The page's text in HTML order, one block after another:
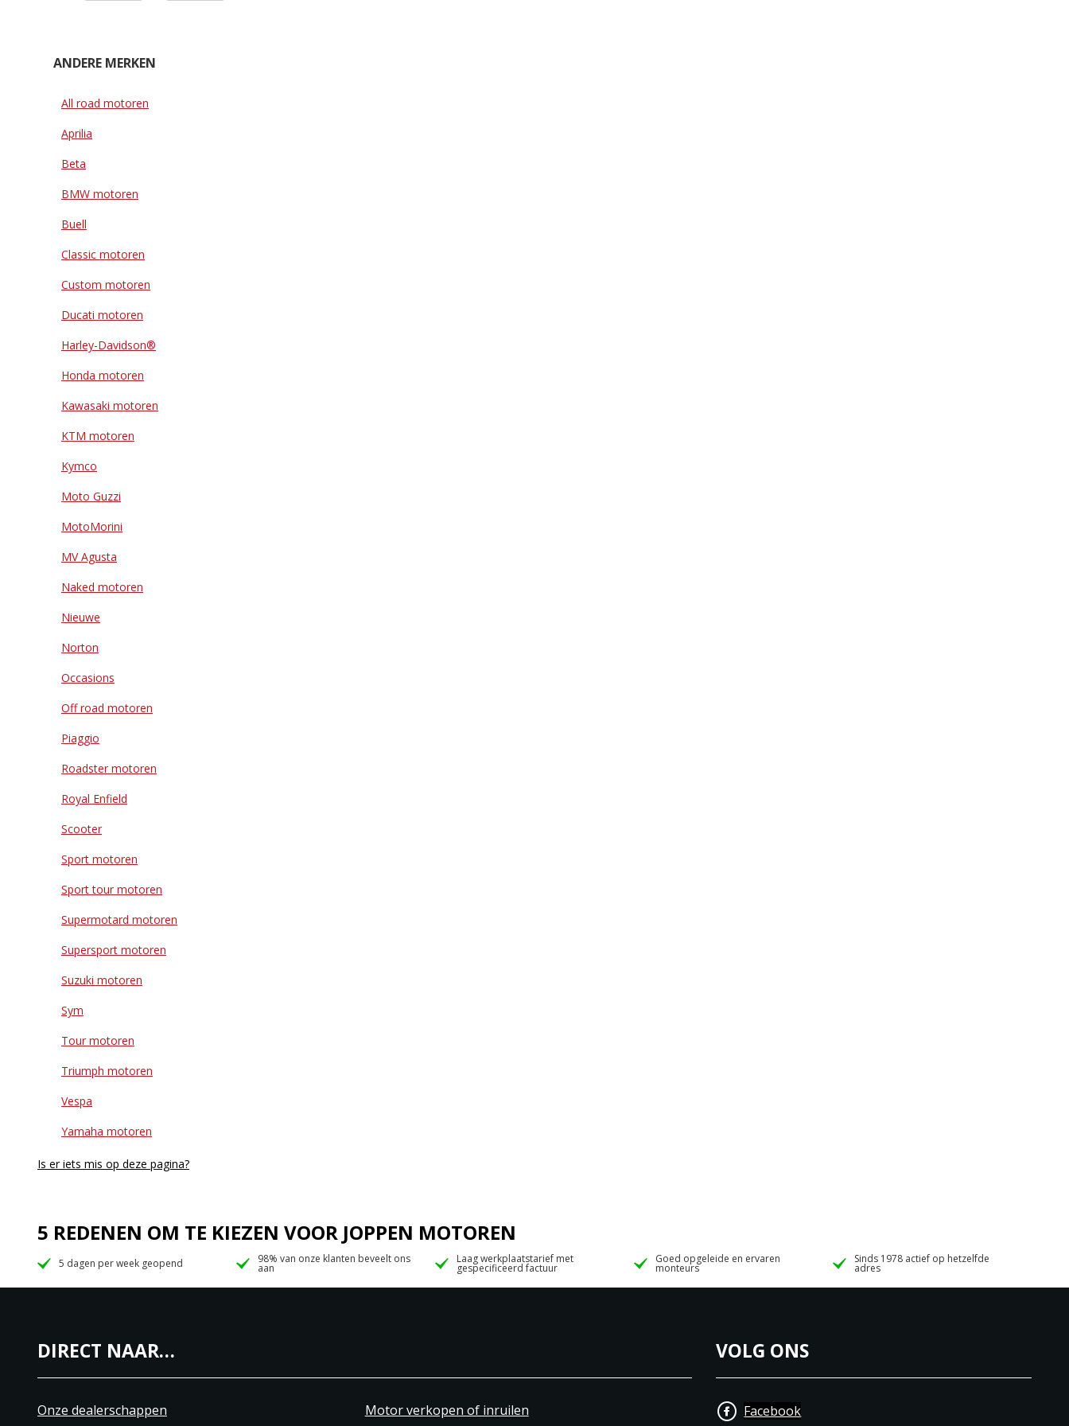
ANDERE MERKEN
All road motoren
Aprilia
Beta
BMW motoren
Buell
Classic motoren
Custom motoren
Ducati motoren
Harley-Davidson®
Honda motoren
Kawasaki motoren
KTM motoren
Kymco
Moto Guzzi
MotoMorini
MV Agusta
Naked motoren
Nieuwe
Norton
Occasions
Off road motoren
Piaggio
Roadster motoren
Royal Enfield
Scooter
Sport motoren
Sport tour motoren
Supermotard motoren
Supersport motoren
Suzuki motoren
Sym
Tour motoren
Triumph motoren
Vespa
Yamaha motoren
Is er iets mis op deze pagina?
5 REDENEN OM TE KIEZEN VOOR JOPPEN MOTOREN
5 dagen per week geopend 98% van onze klanten beveelt ons
aan
Laag werkplaatstarief met
gespecificeerd factuur
Goed opgeleide en ervaren
monteurs
Sinds 1978 actief op hetzelfde
adres
DIRECT NAAR…
Onze dealerschappen Motor verkopen of inruilen
VOLG ONS
Facebook